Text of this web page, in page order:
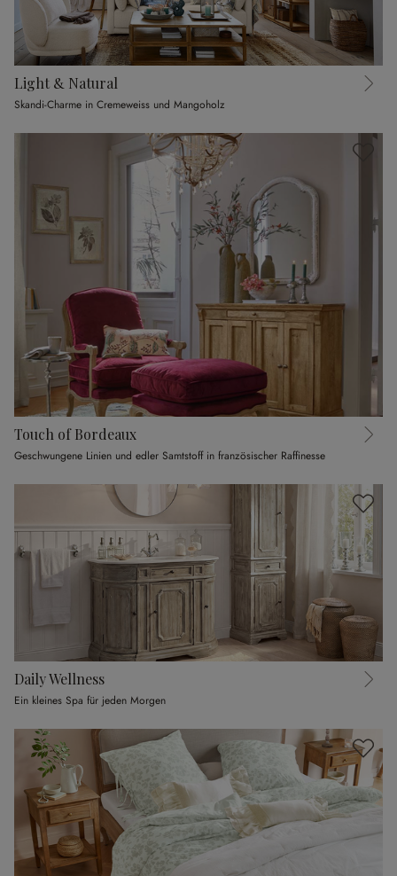
Light & Natural
Skandi-Charme in Cremeweiss und Mangoholz
Touch of Bordeaux
Geschwungene Linien und edler Samtstoff in französischer Raffinesse
Daily Wellness
Ein kleines Spa für jeden Morgen